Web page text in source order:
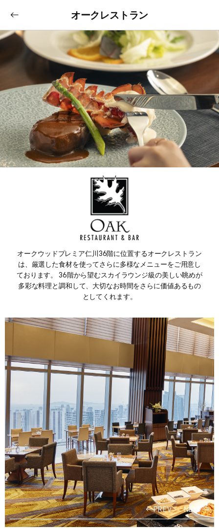
オークレストラン
オークウッドプレミア仁川36階に位置するオークレストラン
は、厳選した食材を使ってさらに多様なメニューをご用意し
ております。 36階から望むスカイラウンジ級の美しい眺めが
多彩な料理と調和して、大切なお時間をさらに価値あるもの
としてくれます。
PREV NEXT